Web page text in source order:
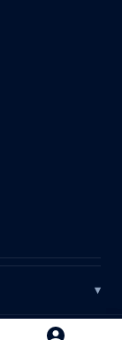
▾